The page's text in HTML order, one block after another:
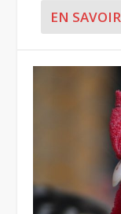
EN